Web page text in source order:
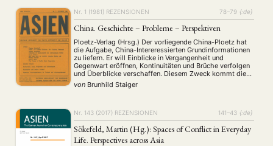
Nr. 1 (1981) REZENSIONEN 78–79 {:de}
China. Geschichte – Probleme – Perspektiven
Ploetz-Verlag (Hrsg.) Der vorliegende China-Ploetz hat
die Aufgabe, China-Intereressierten Grundinformationen
zu liefern. Er will Einblicke in Vergangenheit und
Gegenwart eröffnen, Kontinuitäten und Brüche verfolgen
und Überblicke verschaffen. Diesem Zweck kommt die
gewählte Form auf angemessene Weise entgegen: Das
Buch ist eine Mischung aus übersichtlich gestalteten
von Brunhild Staiger
Nr. 143 (2017) REZENSIONEN 141–43 {:de}
Sökefeld, Martin (Hg.): Spaces of Conflict in Everyday
Life. Perspectives across Asia